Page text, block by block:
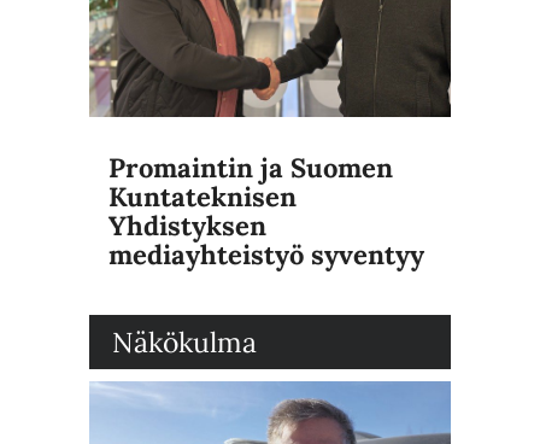
Promaintin ja Suomen
Kuntateknisen
Yhdistyksen
mediayhteistyö syventyy
Näkökulma